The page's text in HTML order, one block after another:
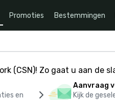
Promoties Bestemmingen
(CSN)! Zo gaat u aan de
en
Aanvraag
Kijk de